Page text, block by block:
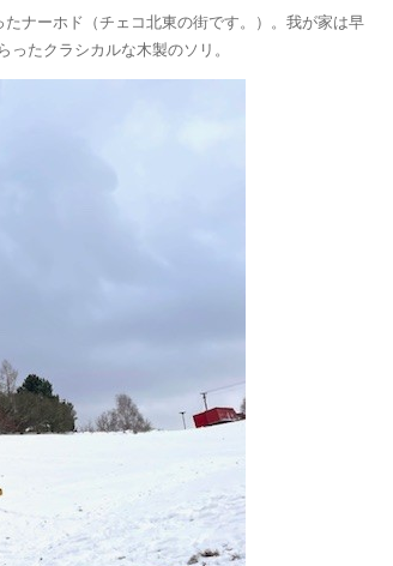
ナーホド（チェコ北東の街です。）。我が家は早
たクラシカルな木製のソリ。